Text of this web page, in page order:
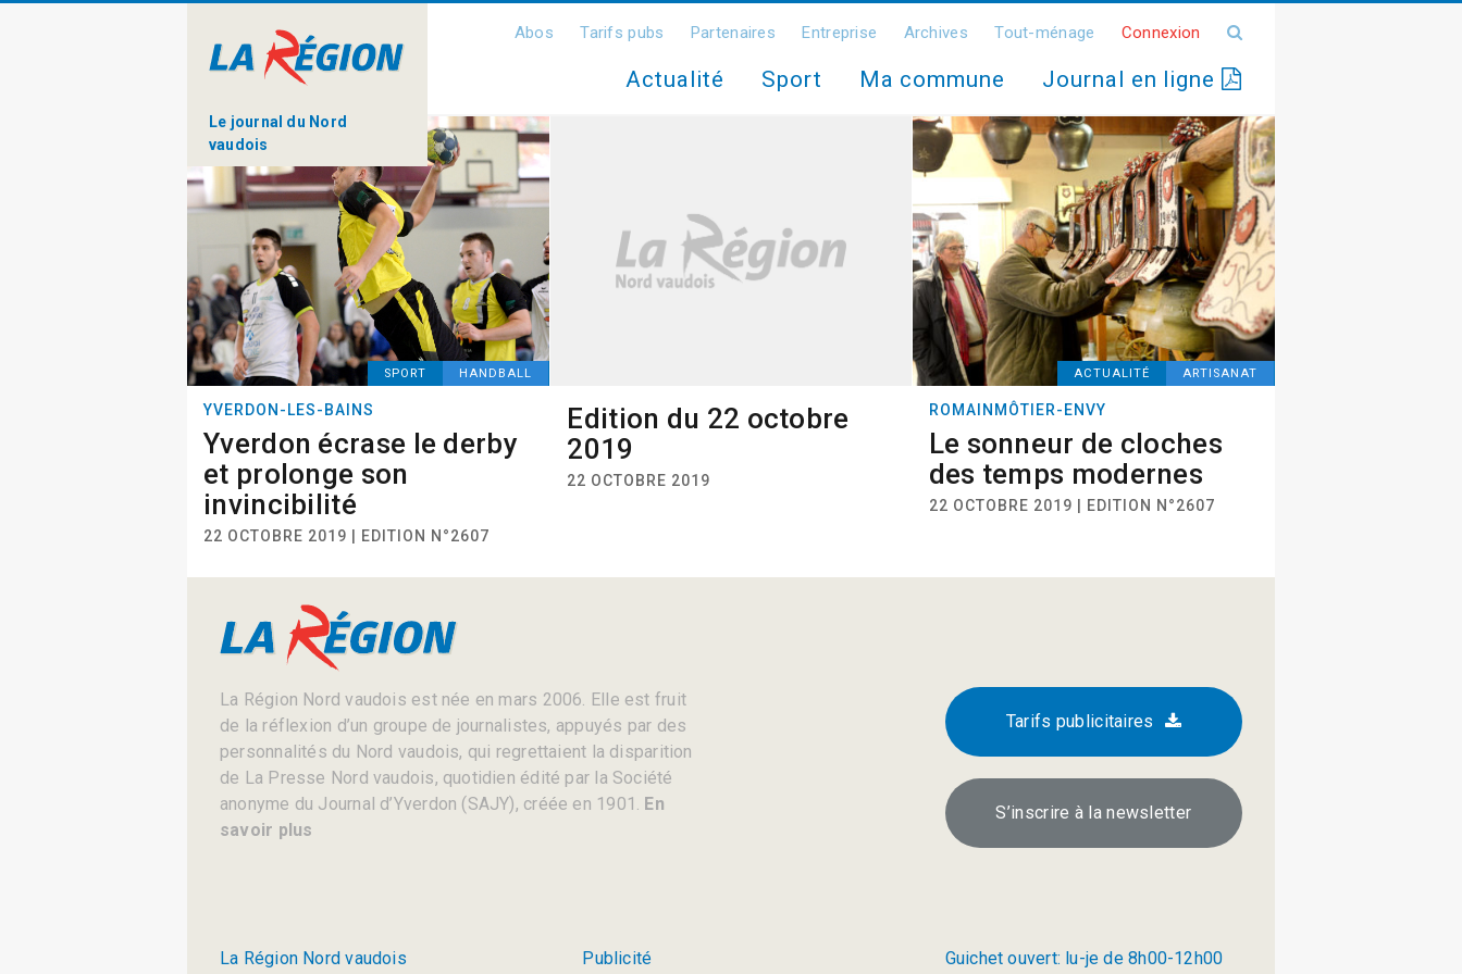
Le journal du Nord
vaudois
Abos Tarifs pubs Partenaires Entreprise Archives Tout-ménage Connexion
Actualité Sport Ma commune Journal en ligne
SPORT HANDBALL
YVERDON-LES-BAINS
Yverdon écrase le derby
et prolonge son
invincibilité
22 OCTOBRE 2019 | EDITION N°2607
Edition du 22 octobre
2019
22 OCTOBRE 2019
ACTUALITÉ ARTISANAT
ROMAINMÔTIER-ENVY
Le sonneur de cloches
des temps modernes
22 OCTOBRE 2019 | EDITION N°2607
La Région Nord vaudois est née en mars 2006. Elle est fruit
de la réflexion d’un groupe de journalistes, appuyés par des
personnalités du Nord vaudois, qui regrettaient la disparition
de La Presse Nord vaudois, quotidien édité par la Société
anonyme du Journal d’Yverdon (SAJY), créée en 1901. En
savoir plus
Tarifs publicitaires
S’inscrire à la newsletter
La Région Nord vaudois Publicité Guichet ouvert: lu-je de 8h00-12h00